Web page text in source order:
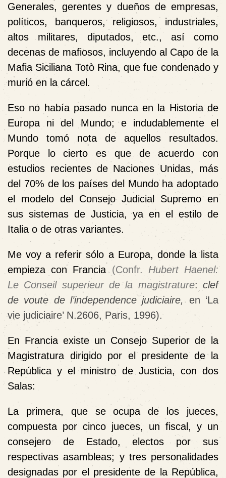
Generales, gerentes y dueños de empresas,
políticos, banqueros, religiosos, industriales,
altos militares, diputados, etc., así como
decenas de mafiosos, incluyendo al Capo de la
Mafia Siciliana Totò Rina, que fue condenado y
murió en la cárcel.
Eso no había pasado nunca en la Historia de
Europa ni del Mundo; e indudablemente el
Mundo tomó nota de aquellos resultados.
Porque lo cierto es que de acuerdo con
estudios recientes de Naciones Unidas, más
del 70% de los países del Mundo ha adoptado
el modelo del Consejo Judicial Supremo en
sus sistemas de Justicia, ya en el estilo de
Italia o de otras variantes.
Me voy a referir sólo a Europa, donde la lista
empieza con Francia (Confr. Hubert Haenel:
Le Conseil superieur de la magistrature:clef
de voute de l’independence judiciaire, en ‘La
vie judiciaire’ N.2606, Paris, 1996).
En Francia existe un Consejo Superior de la
Magistratura dirigido por el presidente de la
República y el ministro de Justicia, con dos
Salas:
La primera, que se ocupa de los jueces,
compuesta por cinco jueces, un fiscal, y un
consejero de Estado, electos por sus
respectivas asambleas; y tres personalidades
designadas por el presidente de la República,